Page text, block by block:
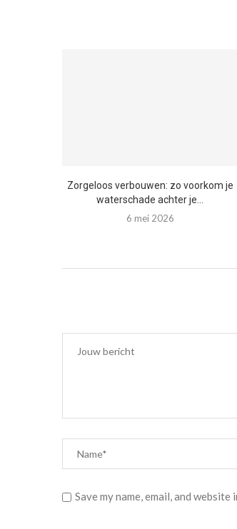
Zorgeloos verbouwen: zo voorkom je
waterschade achter je...
6 mei 2026
Save my name, email, and